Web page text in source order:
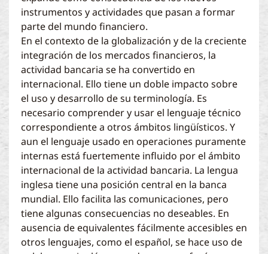
instrumentos y actividades que pasan a formar
parte del mundo financiero.
En el contexto de la globalización y de la creciente
integración de los mercados financieros, la
actividad bancaria se ha convertido en
internacional. Ello tiene un doble impacto sobre
el uso y desarrollo de su terminología. Es
necesario comprender y usar el lenguaje técnico
correspondiente a otros ámbitos lingüísticos. Y
aun el lenguaje usado en operaciones puramente
internas está fuertemente influido por el ámbito
internacional de la actividad bancaria. La lengua
inglesa tiene una posición central en la banca
mundial. Ello facilita las comunicaciones, pero
tiene algunas consecuencias no deseables. En
ausencia de equivalentes fácilmente accesibles en
otros lenguajes, como el español, se hace uso de